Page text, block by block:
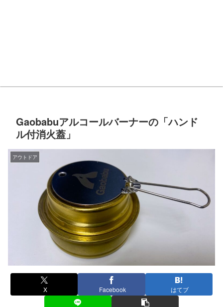
Gaobabuアルコールバーナーの「ハンド
ル付消火蓋」
アウトドア
X Facebook はてブ